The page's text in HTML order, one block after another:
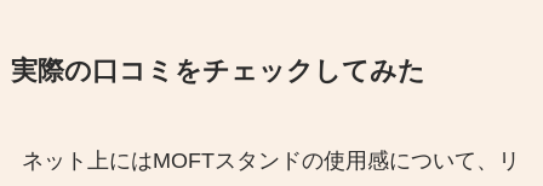
実際の口コミをチェックしてみた
ネット上にはMOFTスタンドの使用感について、リ